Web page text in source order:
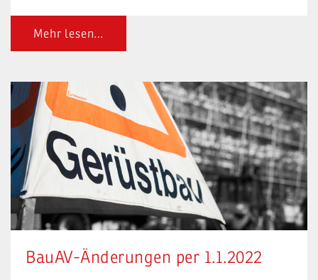
Mehr lesen…
BauAV-Änderungen per 1.1.2022